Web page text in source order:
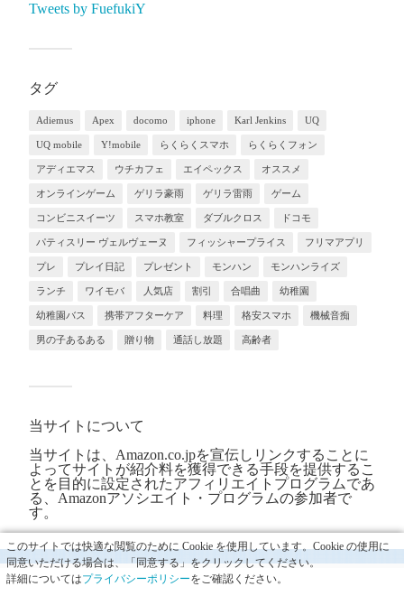
Tweets by FuefukiY
タグ
Adiemus Apex docomo iphone Karl Jenkins UQ
UQ mobile Y!mobile らくらくスマホ らくらくフォン
アディエマス ウチカフェ エイペックス オススメ
オンラインゲーム ゲリラ豪雨 ゲリラ雷雨 ゲーム
コンビニスイーツ スマホ教室 ダブルクロス ドコモ
パティスリー ヴェルヴェーヌ フィッシャープライス フリマアプリ
プレ プレイ日記 プレゼント モンハン モンハンライズ
ランチ ワイモバ 人気店 割引 合唱曲 幼稚園
幼稚園バス 携帯アフターケア 料理 格安スマホ 機械音痴
男の子あるある 贈り物 通話し放題 高齢者
当サイトについて
当サイトは、Amazon.co.jpを宣伝しリンクすることに
よってサイトが紹介料を獲得できる手段を提供するこ
とを目的に設定されたアフィリエイトプログラムであ
る、Amazonアソシエイト・プログラムの参加者で
す。
このサイトでは快適な閲覧のために Cookie を使用しています。Cookie の使用に
同意いただける場合は、「同意する」をクリックしてください。
詳細についてはプライバシーポリシーをご確認ください。